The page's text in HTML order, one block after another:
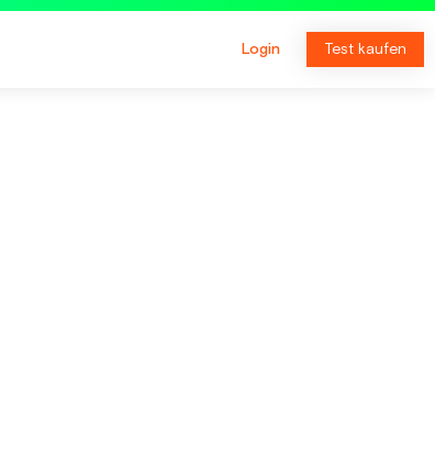
Login Test kaufen